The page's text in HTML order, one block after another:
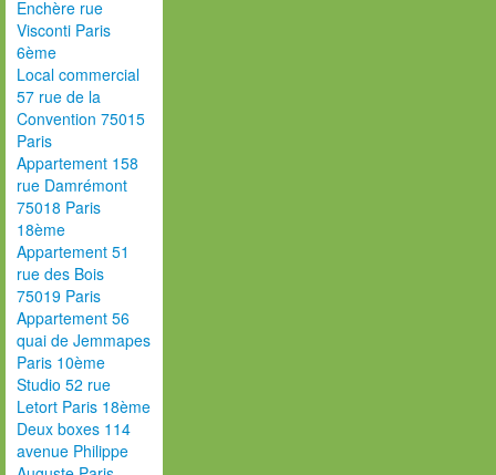
Enchère rue
Visconti Paris
6ème
Local commercial
57 rue de la
Convention 75015
Paris
Appartement 158
rue Damrémont
75018 Paris
18ème
Appartement 51
rue des Bois
75019 Paris
Appartement 56
quai de Jemmapes
Paris 10ème
Studio 52 rue
Letort Paris 18ème
Deux boxes 114
avenue Philippe